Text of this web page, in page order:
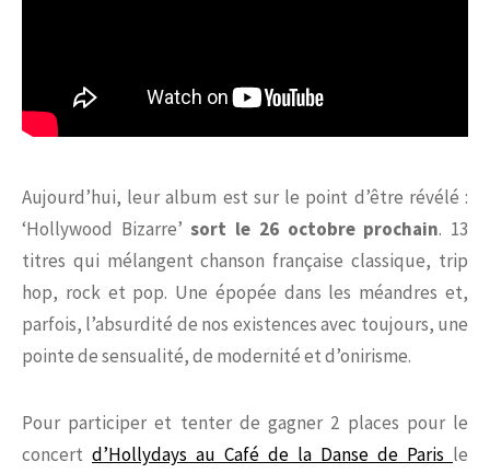
Aujourd’hui, leur album est sur le point d’être révélé :
‘Hollywood Bizarre’sort le 26 octobre prochain. 13
titres qui mélangent chanson française classique, trip
hop, rock et pop. Une épopée dans les méandres et,
parfois, l’absurdité de nos existences avec toujours, une
pointe de sensualité, de modernité et d’onirisme.
Pour participer et tenter de gagner 2 places pour le
concert d’Hollydays au Café de la Danse de Paris le